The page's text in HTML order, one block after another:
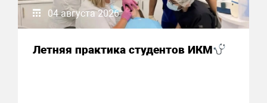
04 августа 2026
Летняя практика студентов ИКМ